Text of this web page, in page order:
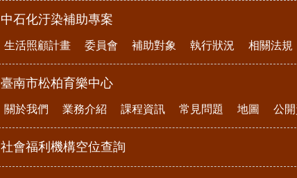
中石化汙染補助專案
生活照顧計畫 委員會 補助對象 執行狀況 相關法規
臺南市松柏育樂中心
關於我們 業務介紹 課程資訊 常見問題 地圖 公
社會福利機構空位查詢